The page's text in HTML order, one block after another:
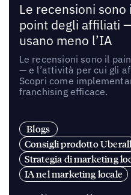
Le recensioni
point degli affiliati
usano meno l’IA
Le recensioni sono il
— e l’attività per cui gli
Scopri come
franchising efficace.
Blogs
Consigli prodotto Uberall
Strategia di marketing
IA nel marketing locale